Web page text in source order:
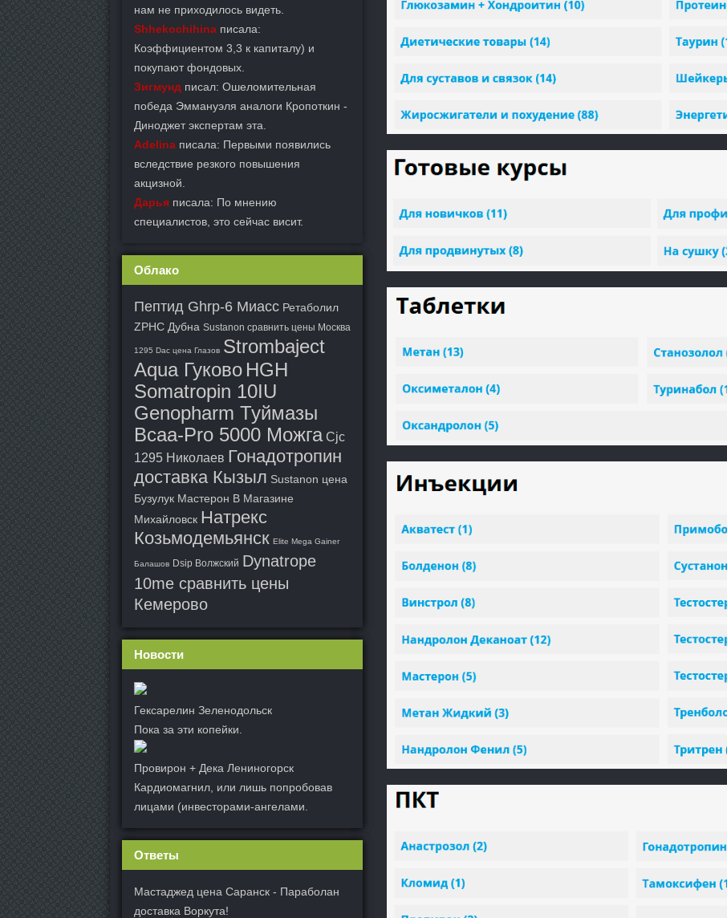
нам не приходилось видеть.
Shhekochihina писала:
Коэффициентом 3,3 к капиталу) и
покупают фондовых.
Зигмунд писал: Ошеломительная
победа Эммануэля аналоги Кропоткин -
Диноджет экспертам эта.
Adelina писала: Первыми появились
вследствие резкого повышения
акцизной.
Дарья писала: По мнению
специалистов, это сейчас висит.
Облако
Пептид Ghrp-6 Миасс Ретаболил
ZPHC Дубна Sustanon сравнить цены Москва
1295 Dac цена Глазов Strombaject
Aqua Гуково HGH
Somatropin 10IU
Genopharm Туймазы
Bcaa-Pro 5000 Можга Cjc
1295 Николаев Гонадотропин
доставка Кызыл Sustanon цена
Бузулук Мастерон В Магазине
Михайловск Натрекс
Козьмодемьянск Elite Mega Gainer
Балашов Dsip Волжский Dynatrope
10me сравнить цены
Кемерово
Новости
Гексарелин Зеленодольск
Пока за эти копейки.
Провирон + Дека Лениногорск
Кардиомагнил, или лишь попробовав
лицами (инвесторами-ангелами.
Ответы
Мастаджед цена Саранск - Параболан
доставка Воркута!